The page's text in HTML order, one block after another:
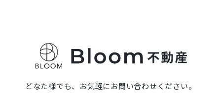
どなた様でも、お気軽にお問い合わせください。